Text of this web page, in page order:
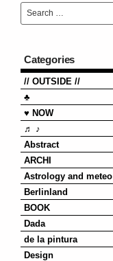
Categories
// OUTSIDE //
♣
♥ NOW
♬ ♪
Abstract
ARCHI
Astrology and meteo
Berlinland
BOOK
Dada
de la pintura
Design